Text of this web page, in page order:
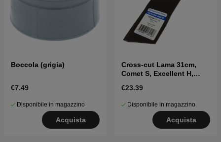
Boccola (grigia)
€7.49
Disponibile in magazzino
Acquista
Cross-cut Lama 31cm,
Comet S, Excellent H,
€23.39
Disponibile in magazzino
Acquista